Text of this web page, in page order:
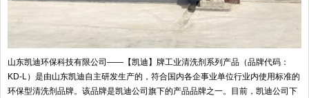
山东凯迪环保科技有限公司——【凯迪】牌工业清洗剂系列产品（品牌代码：
KD-L）是由山东凯迪自主研发生产的，符合国内各企事业单位行业内使用标准的
环保型清洗剂品牌。该品牌是凯迪公司旗下的产品品牌之一。目前，凯迪公司下